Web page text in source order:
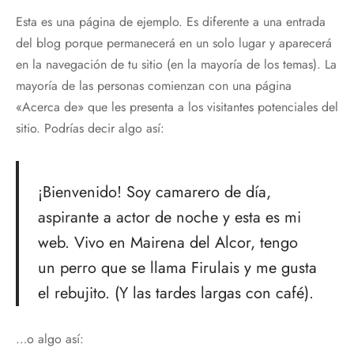
Esta es una página de ejemplo. Es diferente a una entrada
del blog porque permanecerá en un solo lugar y aparecerá
en la navegación de tu sitio (en la mayoría de los temas). La
mayoría de las personas comienzan con una página
«Acerca de» que les presenta a los visitantes potenciales del
sitio. Podrías decir algo así:
¡Bienvenido! Soy camarero de día,
aspirante a actor de noche y esta es mi
web. Vivo en Mairena del Alcor, tengo
un perro que se llama Firulais y me gusta
el rebujito. (Y las tardes largas con café).
…o algo así:
Dreams
Anteriores